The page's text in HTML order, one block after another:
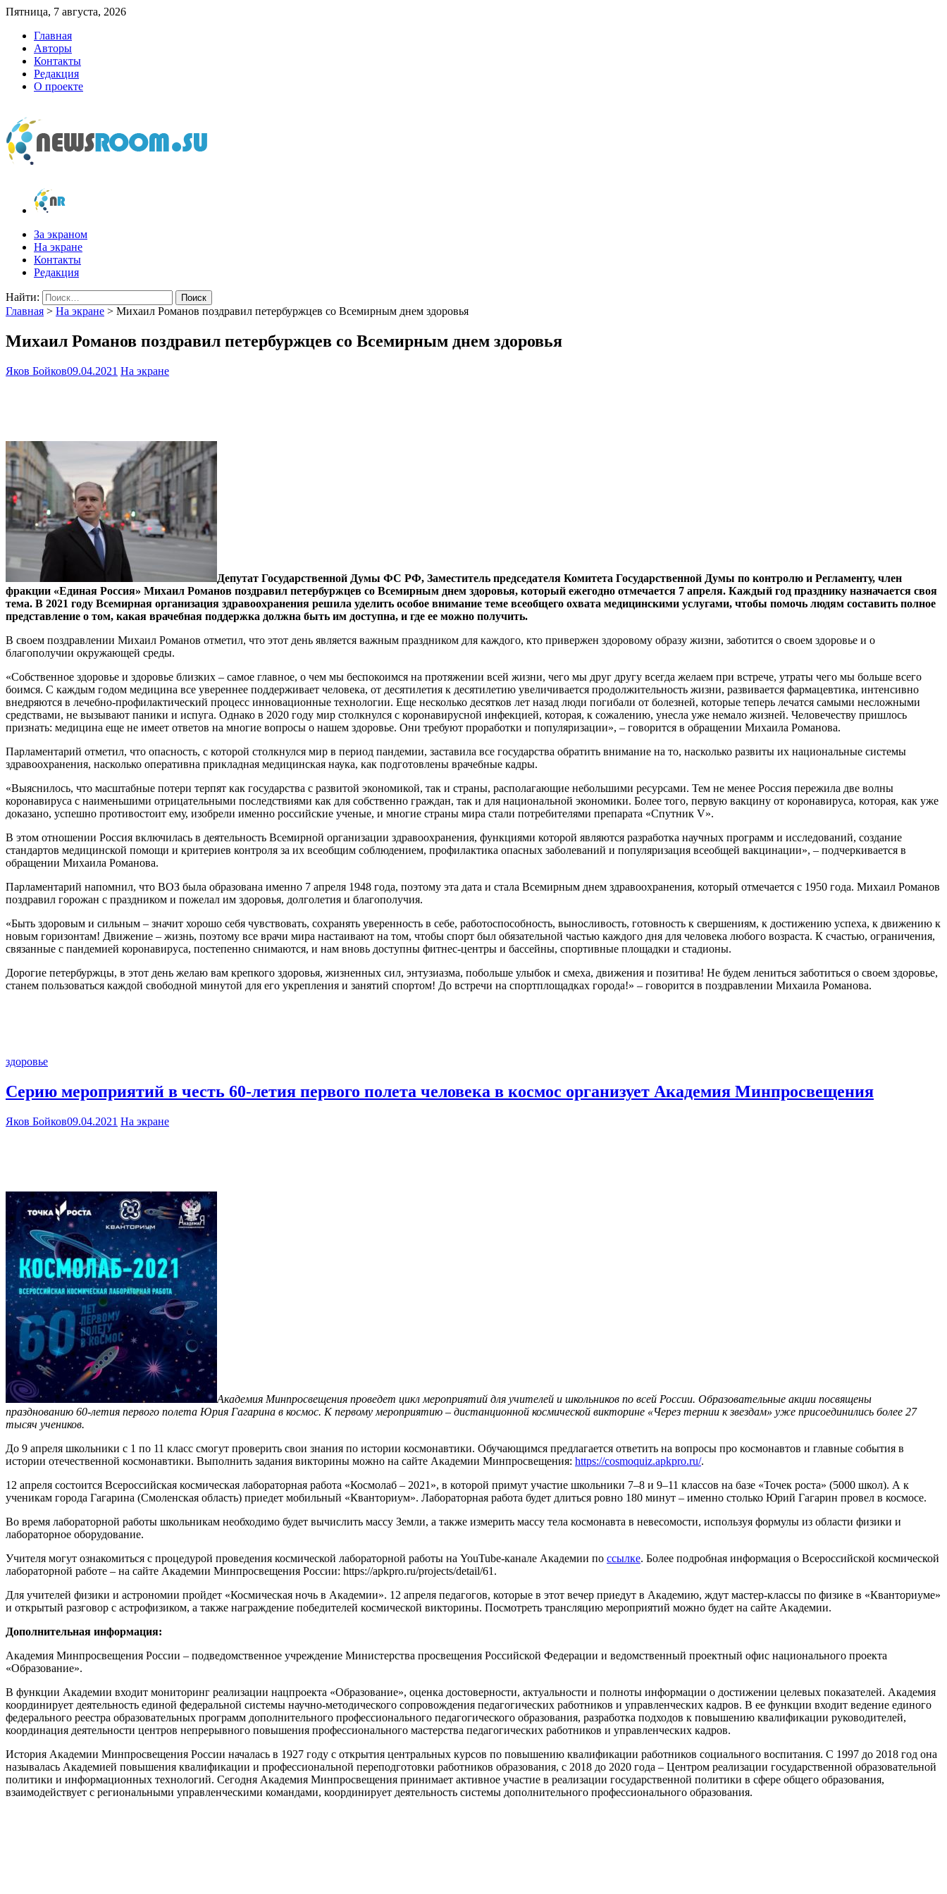
Пятница, 7 августа, 2026
Главная
Авторы
Контакты
Редакция
О проекте
newsroom.su
Новости о новостях
За экраном
На экране
Контакты
Редакция
Найти:
Главная > На экране > Михаил Романов поздравил петербуржцев со Всемирным днем здоровья
Михаил Романов поздравил петербуржцев со Всемирным днем здоровья
Яков Бойков09.04.2021 На экране
Депутат Государственной Думы ФС РФ, Заместитель председателя Комитета Государственной Думы по контролю и Регламенту, член
фракции «Единая Россия» Михаил Романов поздравил петербуржцев со Всемирным днем здоровья, который ежегодно отмечается 7 апреля. Каждый год празднику назначается своя
тема. В 2021 году Всемирная организация здравоохранения решила уделить особое внимание теме всеобщего охвата медицинскими услугами, чтобы помочь людям составить полное
представление о том, какая врачебная поддержка должна быть им доступна, и где ее можно получить.
В своем поздравлении Михаил Романов отметил, что этот день является важным праздником для каждого, кто привержен здоровому образу жизни, заботится о своем здоровье и о
благополучии окружающей среды.
«Собственное здоровье и здоровье близких – самое главное, о чем мы беспокоимся на протяжении всей жизни, чего мы друг другу всегда желаем при встрече, утраты чего мы больше всего
боимся. С каждым годом медицина все увереннее поддерживает человека, от десятилетия к десятилетию увеличивается продолжительность жизни, развивается фармацевтика, интенсивно
внедряются в лечебно-профилактический процесс инновационные технологии. Еще несколько десятков лет назад люди погибали от болезней, которые теперь лечатся самыми несложными
средствами, не вызывают паники и испуга. Однако в 2020 году мир столкнулся с коронавирусной инфекцией, которая, к сожалению, унесла уже немало жизней. Человечеству пришлось
признать: медицина еще не имеет ответов на многие вопросы о нашем здоровье. Они требуют проработки и популяризации», – говорится в обращении Михаила Романова.
Парламентарий отметил, что опасность, с которой столкнулся мир в период пандемии, заставила все государства обратить внимание на то, насколько развиты их национальные системы
здравоохранения, насколько оперативна прикладная медицинская наука, как подготовлены врачебные кадры.
«Выяснилось, что масштабные потери терпят как государства с развитой экономикой, так и страны, располагающие небольшими ресурсами. Тем не менее Россия пережила две волны
коронавируса с наименьшими отрицательными последствиями как для собственно граждан, так и для национальной экономики. Более того, первую вакцину от коронавируса, которая, как уже
доказано, успешно противостоит ему, изобрели именно российские ученые, и многие страны мира стали потребителями препарата «Спутник V».
В этом отношении Россия включилась в деятельность Всемирной организации здравоохранения, функциями которой являются разработка научных программ и исследований, создание
стандартов медицинской помощи и критериев контроля за их всеобщим соблюдением, профилактика опасных заболеваний и популяризация всеобщей вакцинации», – подчеркивается в
обращении Михаила Романова.
Парламентарий напомнил, что ВОЗ была образована именно 7 апреля 1948 года, поэтому эта дата и стала Всемирным днем здравоохранения, который отмечается с 1950 года. Михаил Романов
поздравил горожан с праздником и пожелал им здоровья, долголетия и благополучия.
«Быть здоровым и сильным – значит хорошо себя чувствовать, сохранять уверенность в себе, работоспособность, выносливость, готовность к свершениям, к достижению успеха, к движению к
новым горизонтам! Движение – жизнь, поэтому все врачи мира настаивают на том, чтобы спорт был обязательной частью каждого дня для человека любого возраста. К счастью, ограничения,
связанные с пандемией коронавируса, постепенно снимаются, и нам вновь доступны фитнес-центры и бассейны, спортивные площадки и стадионы.
Дорогие петербуржцы, в этот день желаю вам крепкого здоровья, жизненных сил, энтузиазма, побольше улыбок и смеха, движения и позитива! Не будем лениться заботиться о своем здоровье,
станем пользоваться каждой свободной минутой для его укрепления и занятий спортом! До встречи на спортплощадках города!» – говорится в поздравлении Михаила Романова.
здоровье
Серию мероприятий в честь 60-летия первого полета человека в космос организует Академия Минпросвещения
Яков Бойков09.04.2021 На экране
Академия Минпросвещения проведет цикл мероприятий для учителей и школьников по всей России. Образовательные акции посвящены
празднованию 60-летия первого полета Юрия Гагарина в космос. К первому мероприятию ‒ дистанционной космической викторине «Через тернии к звездам» уже присоединились более 27
тысяч учеников.
До 9 апреля школьники с 1 по 11 класс смогут проверить свои знания по истории космонавтики. Обучающимся предлагается ответить на вопросы про космонавтов и главные события в
истории отечественной космонавтики. Выполнить задания викторины можно на сайте Академии Минпросвещения: https://cosmoquiz.apkpro.ru/.
12 апреля состоится Всероссийская космическая лабораторная работа «Космолаб ‒ 2021», в которой примут участие школьники 7‒8 и 9‒11 классов на базе «Точек роста» (5000 школ). А к
ученикам города Гагарина (Смоленская область) приедет мобильный «Кванториум». Лабораторная работа будет длиться ровно 180 минут – именно столько Юрий Гагарин провел в космосе.
Во время лабораторной работы школьникам необходимо будет вычислить массу Земли, а также измерить массу тела космонавта в невесомости, используя формулы из области физики и
лабораторное оборудование.
Учителя могут ознакомиться с процедурой проведения космической лабораторной работы на YouTube-канале Академии по ссылке. Более подробная информация о Всероссийской космической
лабораторной работе – на сайте Академии Минпросвещения России: https://apkpro.ru/projects/detail/61.
Для учителей физики и астрономии пройдет «Космическая ночь в Академии». 12 апреля педагогов, которые в этот вечер приедут в Академию, ждут мастер-классы по физике в «Кванториуме»
и открытый разговор с астрофизиком, а также награждение победителей космической викторины. Посмотреть трансляцию мероприятий можно будет на сайте Академии.
Дополнительная информация:
Академия Минпросвещения России – подведомственное учреждение Министерства просвещения Российской Федерации и ведомственный проектный офис национального проекта
«Образование».
В функции Академии входит мониторинг реализации нацпроекта «Образование», оценка достоверности, актуальности и полноты информации о достижении целевых показателей. Академия
координирует деятельность единой федеральной системы научно-методического сопровождения педагогических работников и управленческих кадров. В ее функции входит ведение единого
федерального реестра образовательных программ дополнительного профессионального педагогического образования, разработка подходов к повышению квалификации руководителей,
координация деятельности центров непрерывного повышения профессионального мастерства педагогических работников и управленческих кадров.
История Академии Минпросвещения России началась в 1927 году с открытия центральных курсов по повышению квалификации работников социального воспитания. С 1997 до 2018 год она
называлась Академией повышения квалификации и профессиональной переподготовки работников образования, с 2018 до 2020 года – Центром реализации государственной образовательной
политики и информационных технологий. Сегодня Академия Минпросвещения принимает активное участие в реализации государственной политики в сфере общего образования,
взаимодействует с региональными управленческими командами, координирует деятельность системы дополнительного профессионального образования.